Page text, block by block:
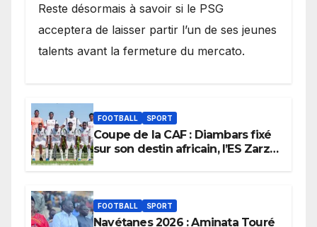
Reste désormais à savoir si le PSG
acceptera de laisser partir l’un de ses jeunes
talents avant la fermeture du mercato.
FOOTBALL SPORT
Coupe de la CAF : Diambars fixé
sur son destin africain, l’ES Zarzis
FOOTBALL SPORT
Navétanes 2026 : Aminata Touré